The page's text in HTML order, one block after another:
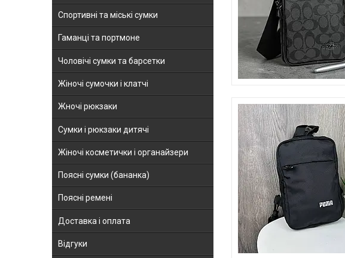
Спортивні та міські сумки
Гаманці та портмоне
Чоловічі сумки та барсетки
Жіночі сумочки і клатчі
Жночі рюкзаки
Сумки і рюкзаки дитячі
Жіночі косметички і органайзери
Поясні сумки (бананка)
Поясні ремені
Доставка і оплата
Відгуки